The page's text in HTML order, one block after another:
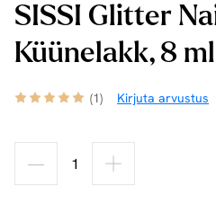
SISSI Glitter
Küünelakk, 8 ml
(1) Kirjuta arvustus